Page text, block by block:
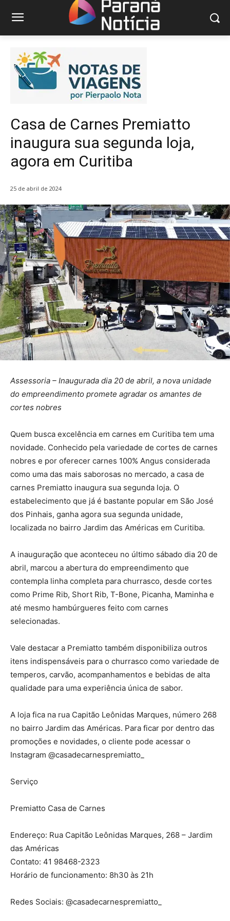
Casa de Carnes Premiatto
inaugura sua segunda loja,
agora em Curitiba
25 de abril de 2024
Assessoria – Inaugurada dia 20 de abril, a nova unidade
do empreendimento promete agradar os amantes de
cortes nobres
Quem busca excelência em carnes em Curitiba tem uma
novidade. Conhecido pela variedade de cortes de carnes
nobres e por oferecer carnes 100% Angus considerada
como uma das mais saborosas no mercado, a casa de
carnes Premiatto inaugura sua segunda loja. O
estabelecimento que já é bastante popular em São José
dos Pinhais, ganha agora sua segunda unidade,
localizada no bairro Jardim das Américas em Curitiba.
A inauguração que aconteceu no último sábado dia 20 de
abril, marcou a abertura do empreendimento que
contempla linha completa para churrasco, desde cortes
como Prime Rib, Short Rib, T-Bone, Picanha, Maminha e
até mesmo hambúrgueres feito com carnes
selecionadas.
Vale destacar a Premiatto também disponibiliza outros
itens indispensáveis para o churrasco como variedade de
temperos, carvão, acompanhamentos e bebidas de alta
qualidade para uma experiência única de sabor.
A loja fica na rua Capitão Leônidas Marques, número 268
no bairro Jardim das Américas. Para ficar por dentro das
promoções e novidades, o cliente pode acessar o
Instagram @casadecarnespremiatto_
Serviço
Premiatto Casa de Carnes
Endereço: Rua Capitão Leônidas Marques, 268 – Jardim
das Américas
Contato: 41 98468-2323
Horário de funcionamento: 8h30 às 21h
Redes Sociais: @casadecarnespremiatto_